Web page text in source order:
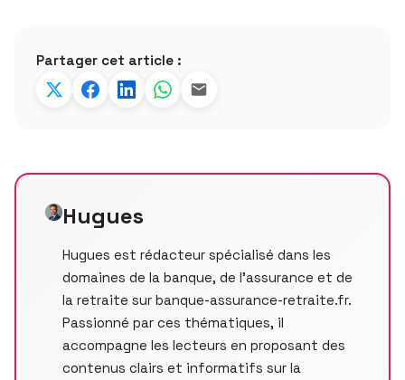
Partager cet article :
Hugues
Hugues est rédacteur spécialisé dans les
domaines de la banque, de l’assurance et de
la retraite sur banque-assurance-retraite.fr.
Passionné par ces thématiques, il
accompagne les lecteurs en proposant des
contenus clairs et informatifs sur la